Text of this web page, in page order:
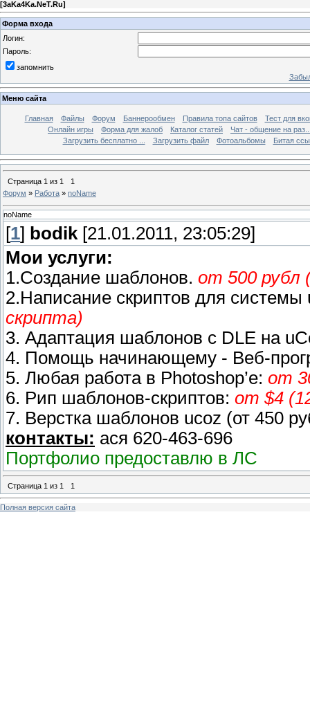
[3aKa4Ka.NeT.Ru]
Форма входа
Логин:
Пароль:
запомнить
Меню сайта
Главная Файлы Форум Баннерообмен Правила топа сайтов
Тест для
Онлайн игры
Форма для жалоб Каталог статей
Чат - общение на
Загрузить бесплатно ...
Загрузить файл Фотоальбомы Битая
Страница 1 из 1
1
Форум » Работа » noName
noName
[1] bodik [21.01.2011, 23:05:29]
Мои услуги:
1.Создание шаблонов. от 500 рубл
2.Написание скриптов для
скрипта)
3. Адаптация шаблонов с DLE на
4. Помощь начинающему - Веб-
5. Любая работа в Photoshop’e: от
6. Рип шаблонов-скриптов: от $4
7. Верстка шаблонов ucoz (от 450
контакты: ася 620-463-696
Портфолио предоставлю в ЛС
Страница 1 из 1 1
Полная версия сайта